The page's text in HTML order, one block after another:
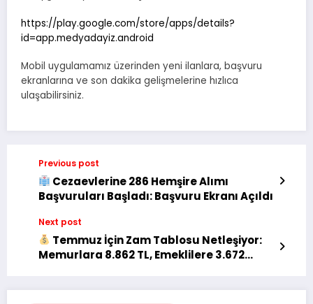
https://play.google.com/store/apps/details?
id=app.medyadayiz.android
Mobil uygulamamız üzerinden yeni ilanlara, başvuru
ekranlarına ve son dakika gelişmelerine hızlıca
ulaşabilirsiniz.
Previous post
Cezaevlerine 286 Hemşire Alımı
Başvuruları Başladı: Başvuru Ekranı Açıldı
Next post
Temmuz İçin Zam Tablosu Netleşiyor:
Memurlara 8.862 TL, Emeklilere 3.672